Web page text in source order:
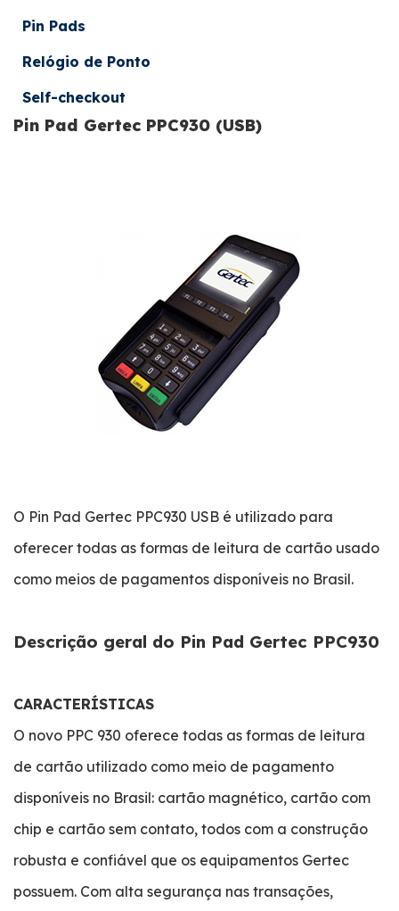
Pin Pads
Relógio de Ponto
Self-checkout
Pin Pad Gertec PPC930 (USB)
O Pin Pad Gertec PPC930 USB é utilizado para
oferecer todas as formas de leitura de cartão usado
como meios de pagamentos disponíveis no Brasil.
Descrição geral do Pin Pad Gertec PPC930
CARACTERÍSTICAS
O novo PPC 930 oferece todas as formas de leitura
de cartão utilizado como meio de pagamento
disponíveis no Brasil: cartão magnético, cartão com
chip e cartão sem contato, todos com a construção
robusta e confiável que os equipamentos Gertec
possuem. Com alta segurança nas transações,